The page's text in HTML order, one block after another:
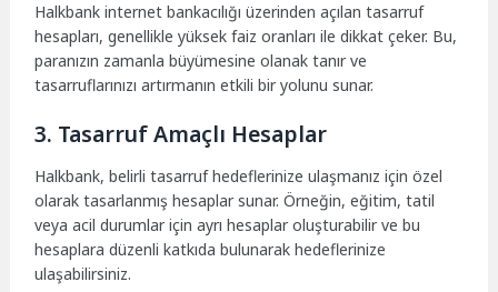
Halkbank internet bankacılığı üzerinden açılan tasarruf
hesapları, genellikle yüksek faiz oranları ile dikkat çeker. Bu,
paranızın zamanla büyümesine olanak tanır ve
tasarruflarınızı artırmanın etkili bir yolunu sunar.
3. Tasarruf Amaçlı Hesaplar
Halkbank, belirli tasarruf hedeflerinize ulaşmanız için özel
olarak tasarlanmış hesaplar sunar. Örneğin, eğitim, tatil
veya acil durumlar için ayrı hesaplar oluşturabilir ve bu
hesaplara düzenli katkıda bulunarak hedeflerinize
ulaşabilirsiniz.